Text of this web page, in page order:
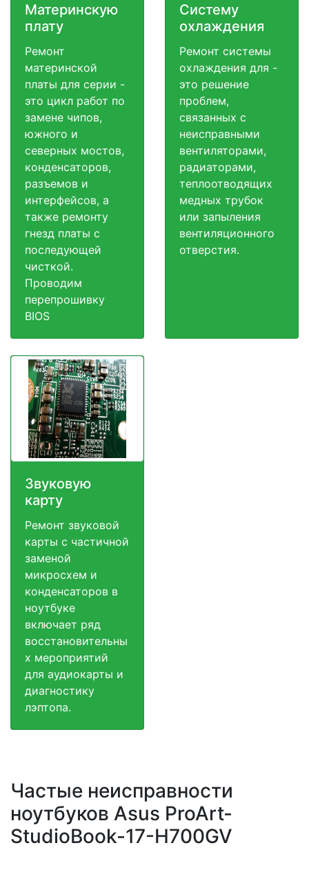
Материнскую
плату
Ремонт
материнской
платы для серии -
это цикл работ по
замене чипов,
южного и
северных мостов,
конденсаторов,
разъемов и
интерфейсов, а
также ремонту
гнезд платы с
последующей
чисткой.
Проводим
перепрошивку
BIOS
Систему
охлаждения
Ремонт системы
охлаждения для -
это решение
проблем,
связанных с
неисправными
вентиляторами,
радиаторами,
теплоотводящих
медных трубок
или запыления
вентиляционного
отверстия.
Звуковую
карту
Ремонт звуковой
карты с частичной
заменой
микросхем и
конденсаторов в
ноутбуке
включает ряд
восстановительны
х мероприятий
для аудиокарты и
диагностику
лэптопа.
Частые неисправности
ноутбуков Asus ProArt-
StudioBook-17-H700GV